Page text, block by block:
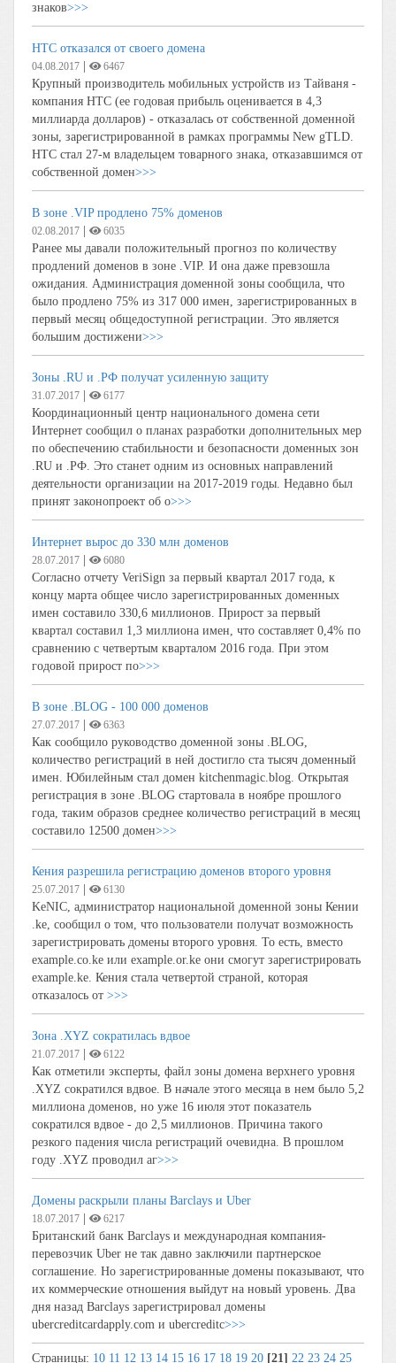
знаков>>>
HTC отказался от своего домена
04.08.2017 6467
Крупный производитель мобильных устройств из Тайваня -
компания HTC (ее годовая прибыль оценивается в 4,3
миллиарда долларов) - отказалась от собственной доменной
зоны, зарегистрированной в рамках программы New gTLD.
НТС стал 27-м владельцем товарного знака, отказавшимся от
собственной домен>>>
В зоне .VIP продлено 75% доменов
02.08.2017 6035
Ранее мы давали положительный прогноз по количеству
продлений доменов в зоне .VIP. И она даже превзошла
ожидания. Администрация доменной зоны сообщила, что
было продлено 75% из 317 000 имен, зарегистрированных в
первый месяц общедоступной регистрации. Это является
большим достижени>>>
Зоны .RU и .РФ получат усиленную защиту
31.07.2017 6177
Координационный центр национального домена сети
Интернет сообщил о планах разработки дополнительных мер
по обеспечению стабильности и безопасности доменных зон
.RU и .РФ. Это станет одним из основных направлений
деятельности организации на 2017-2019 годы. Недавно был
принят законопроект об о>>>
Интернет вырос до 330 млн доменов
28.07.2017 6080
Согласно отчету VeriSign за первый квартал 2017 года, к
концу марта общее число зарегистрированных доменных
имен составило 330,6 миллионов. Прирост за первый
квартал составил 1,3 миллиона имен, что составляет 0,4% по
сравнению с четвертым кварталом 2016 года. При этом
годовой прирост по>>>
В зоне .BLOG - 100 000 доменов
27.07.2017 6363
Как сообщило руководство доменной зоны .BLOG,
количество регистраций в ней достигло ста тысяч доменный
имен. Юбилейным стал домен kitchenmagic.blog. Открытая
регистрация в зоне .BLOG стартовала в ноябре прошлого
года, таким образов среднее количество регистраций в месяц
составило 12500 домен>>>
Кения разрешила регистрацию доменов второго уровня
25.07.2017 6130
KeNIC, администратор национальной доменной зоны Кении
.ke, сообщил о том, что пользователи получат возможность
зарегистрировать домены второго уровня. То есть, вместо
example.co.ke или example.or.ke они смогут зарегистрировать
example.ke. Кения стала четвертой страной, которая
отказалось от >>>
Зона .XYZ сократилась вдвое
21.07.2017 6122
Как отметили эксперты, файл зоны домена верхнего уровня
.XYZ сократился вдвое. В начале этого месяца в нем было 5,2
миллиона доменов, но уже 16 июля этот показатель
сократился вдвое - до 2,5 миллионов. Причина такого
резкого падения числа регистраций очевидна. В прошлом
году .XYZ проводил аг>>>
Домены раскрыли планы Barclays и Uber
18.07.2017 6217
Британский банк Barclays и международная компания-
перевозчик Uber не так давно заключили партнерское
соглашение. Но зарегистрированные домены показывают, что
их коммерческие отношения выйдут на новый уровень. Два
дня назад Barclays зарегистрировал домены
ubercreditcardapply.com и ubercreditc>>>
Страницы: 10 11 12 13 14 15 16 17 18 19 20 [21] 22 23 24 25